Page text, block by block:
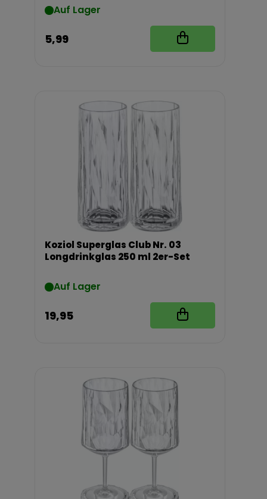
Auf Lager
5,99
Koziol Superglas Club Nr. 03
Longdrinkglas 250 ml 2er-Set
Auf Lager
19,95